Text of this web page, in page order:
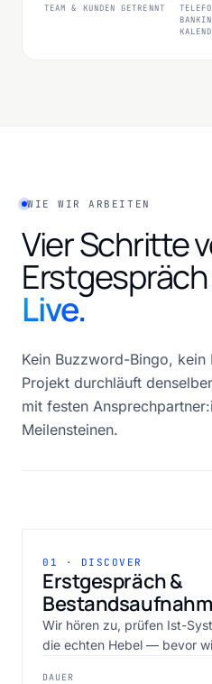
TEAM & KUNDEN GETRENNT
WIE WIR ARBEITEN
Vier Schritte
Live.
Kein Buzzword-Bingo,
Projekt durchläuft
mit festen
Meilensteinen.
01 · DISCOVER
Erstgespräch &
Wir hören zu, prüfen Ist-
die echten Hebel — bevor
DAUER